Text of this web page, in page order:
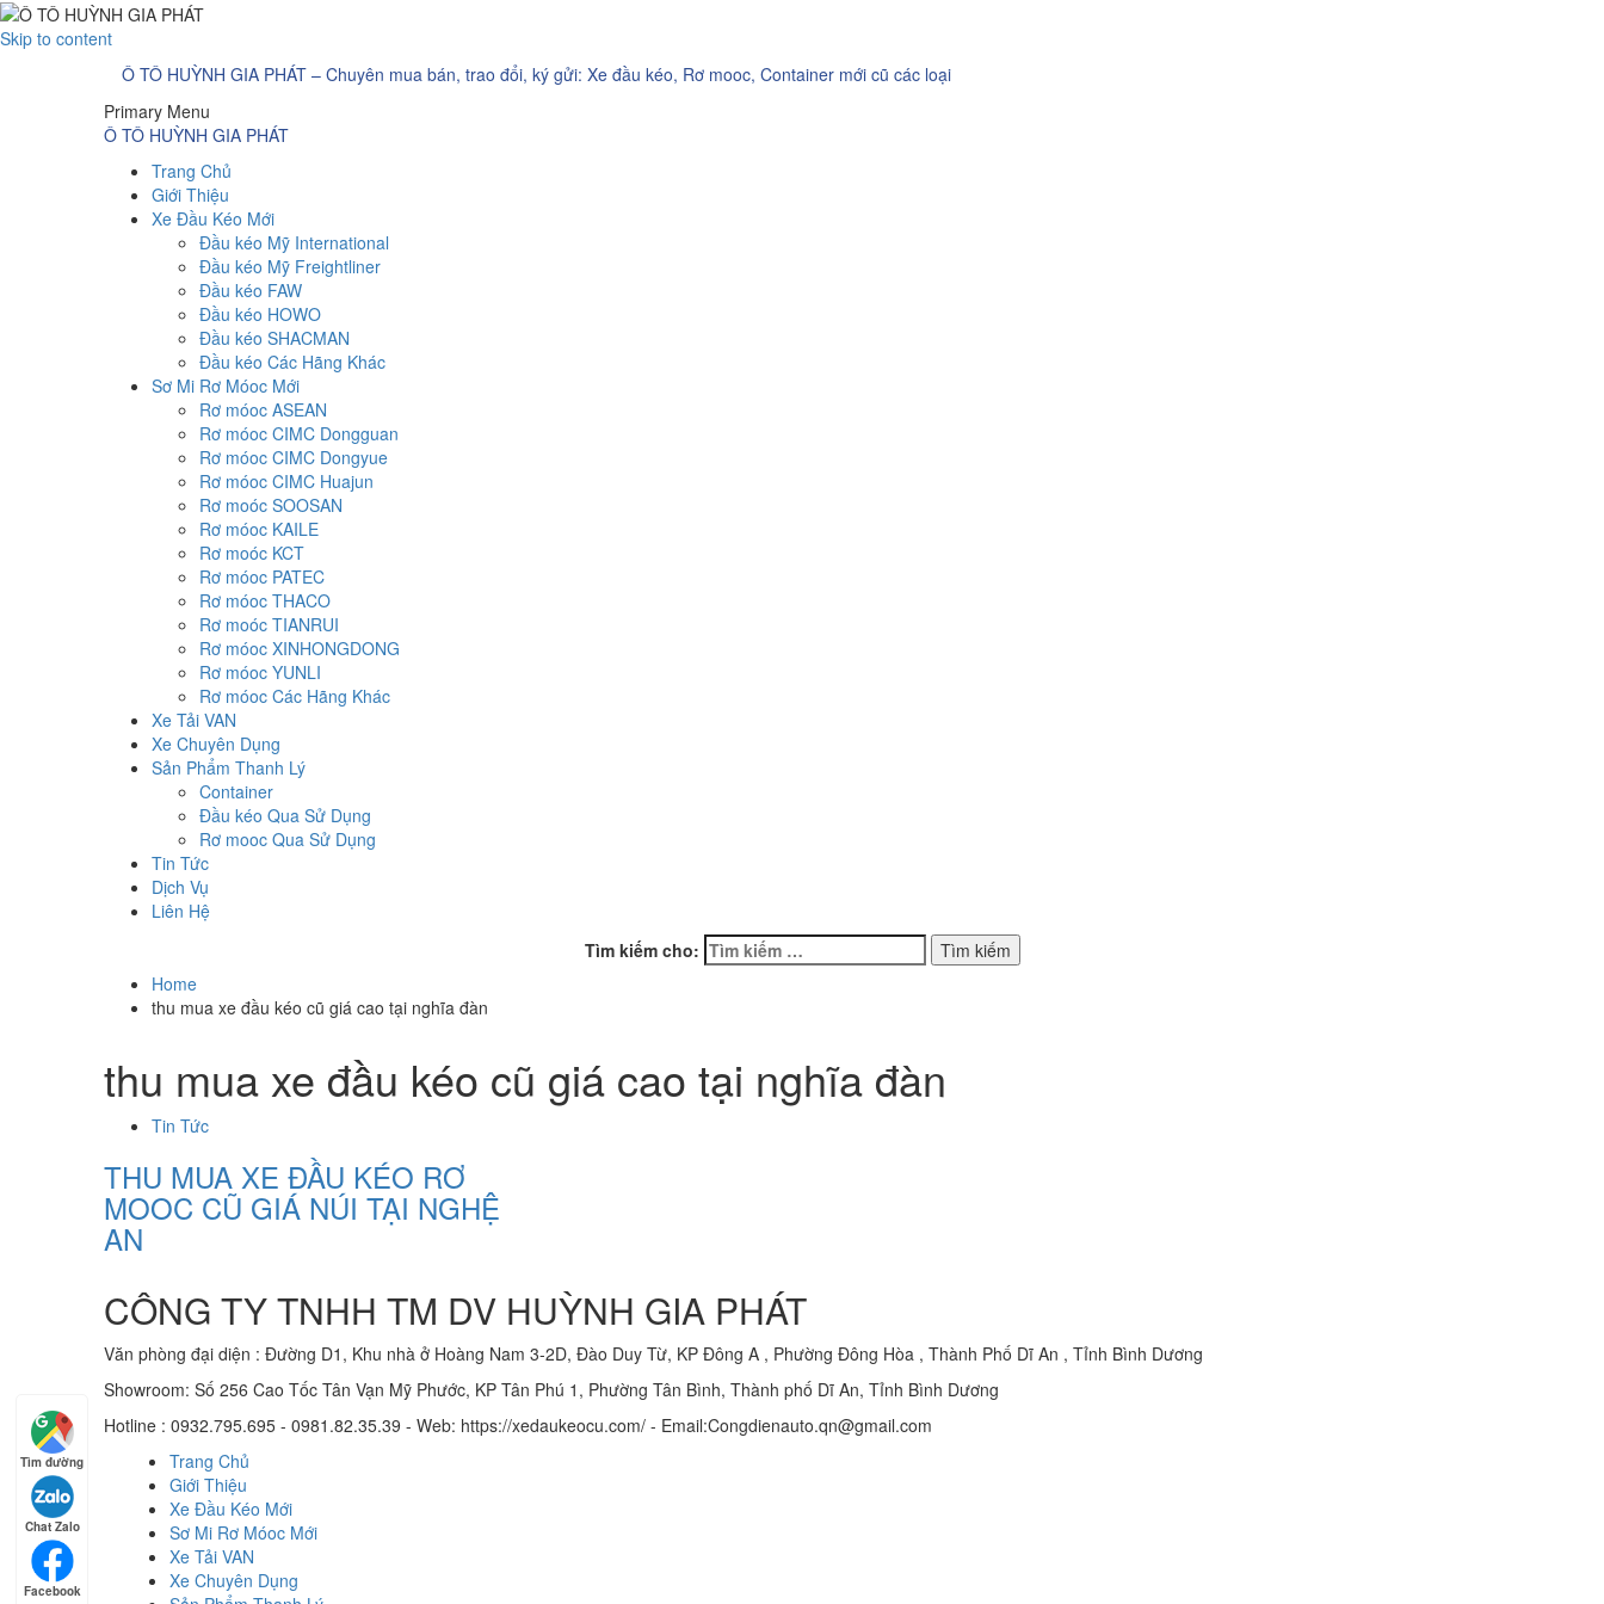
Skip to content
Ô TÔ HUỲNH GIA PHÁT – Chuyên mua bán, trao đổi, ký gửi: Xe đầu kéo, Rơ mooc, Container mới cũ các loại
Primary Menu
Ô TÔ HUỲNH GIA PHÁT
Trang Chủ
Giới Thiệu
Xe Đầu Kéo Mới
Đầu kéo Mỹ International
Đầu kéo Mỹ Freightliner
Đầu kéo FAW
Đầu kéo HOWO
Đầu kéo SHACMAN
Đầu kéo Các Hãng Khác
Sơ Mi Rơ Móoc Mới
Rơ móoc ASEAN
Rơ móoc CIMC Dongguan
Rơ móoc CIMC Dongyue
Rơ móoc CIMC Huajun
Rơ moóc SOOSAN
Rơ móoc KAILE
Rơ moóc KCT
Rơ móoc PATEC
Rơ móoc THACO
Rơ moóc TIANRUI
Rơ móoc XINHONGDONG
Rơ móoc YUNLI
Rơ móoc Các Hãng Khác
Xe Tải VAN
Xe Chuyên Dụng
Sản Phẩm Thanh Lý
Container
Đầu kéo Qua Sử Dụng
Rơ mooc Qua Sử Dụng
Tin Tức
Dịch Vụ
Liên Hệ
Tìm kiếm cho:
Home
thu mua xe đầu kéo cũ giá cao tại nghĩa đàn
thu mua xe đầu kéo cũ giá cao tại nghĩa đàn
Tin Tức
THU MUA XE ĐẦU KÉO RƠ
MOOC CŨ GIÁ NÚI TẠI NGHỆ
AN
CÔNG TY TNHH TM DV HUỲNH GIA PHÁT
Văn phòng đại diện : Đường D1, Khu nhà ở Hoàng Nam 3-2D, Đào Duy Từ, KP Đông A , Phường Đông Hòa , Thành Phố Dĩ An , Tỉnh Bình Dương
Showroom: Số 256 Cao Tốc Tân Vạn Mỹ Phước, KP Tân Phú 1, Phường Tân Bình, Thành phố Dĩ An, Tỉnh Bình Dương
Hotline : 0932.795.695 - 0981.82.35.39 - Web: https://xedaukeocu.com/ - Email:Congdienauto.qn@gmail.com
Tìm đường
Chat Zalo
Facebook
Trang Chủ
Giới Thiệu
Xe Đầu Kéo Mới
Sơ Mi Rơ Móoc Mới
Xe Tải VAN
Xe Chuyên Dụng